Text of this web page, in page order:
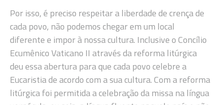
Por isso, é preciso respeitar a liberdade de crença de
cada povo, não podemos chegar em um local
diferente e impor à nossa cultura. Inclusive o Concílio
Ecumênico Vaticano II através da reforma litúrgica
deu essa abertura para que cada povo celebre a
Eucaristia de acordo com a sua cultura. Com a reforma
litúrgica foi permitida a celebração da missa na língua